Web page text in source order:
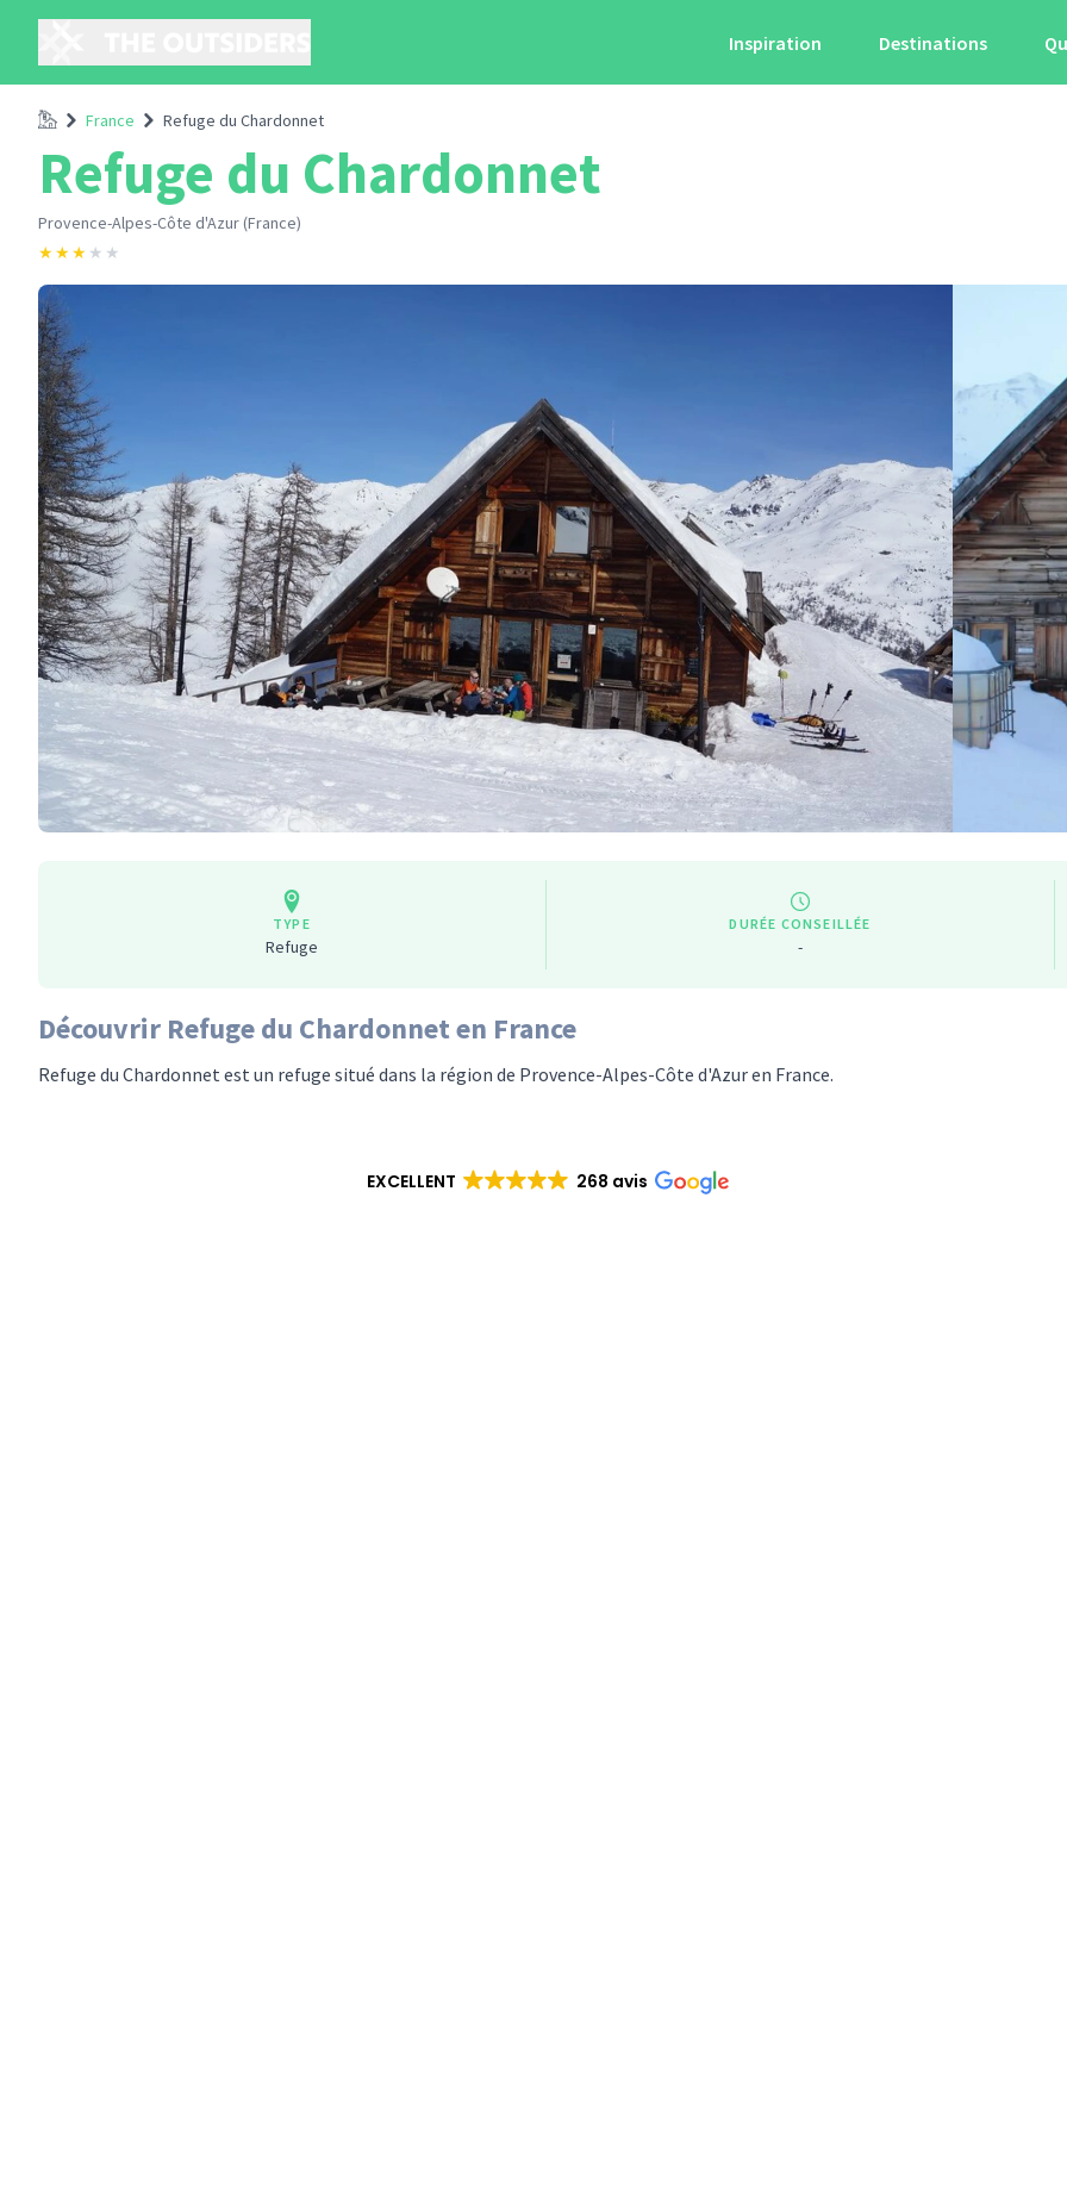
Inspiration Destinations
Accueil
France Refuge du Chardonnet
Refuge du Chardonnet
Provence-Alpes-Côte d'Azur (France)
★★★ ★ ★
TYPE
Refuge
DURÉE CONSEILLÉE
-
Découvrir Refuge du Chardonnet en France
Refuge du Chardonnet est un refuge situé dans la région de Provence-Alpes-Côte d'Azur en France.
EXCELLENT 268 avis